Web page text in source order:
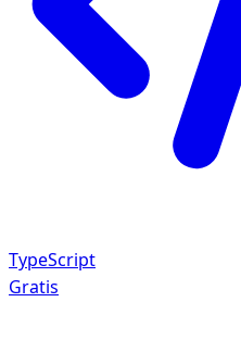
TypeScript
Gratis